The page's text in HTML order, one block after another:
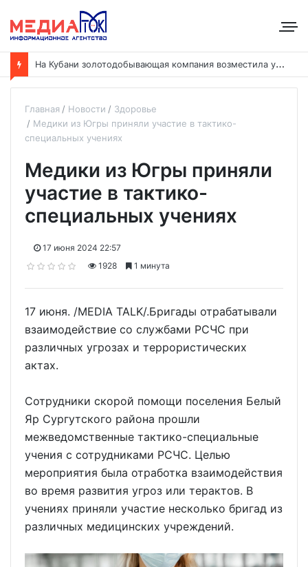
Н
а Кубани золотодобывающая компания возместила ущерб рекам на сумму почти 28 млн рублей
Главная Новости
Здоровье
Медики из Югры приняли участие в тактико-
специальных учениях
Медики из Югры приняли
участие в тактико-
специальных учениях
17 июня 2024 22:57
1928
1 минута
17 июня. /MEDIA TALK/.Бригады отрабатывали
взаимодействие со службами РСЧС при
различных угрозах и террористических
актах.
Сотрудники скорой помощи поселения Белый
Яр Сургутского района прошли
межведомственные тактико-специальные
учения с сотрудниками РСЧС. Целью
мероприятия была отработка взаимодействия
во время развития угроз или терактов. В
учениях приняли участие несколько бригад из
различных медицинских учреждений.